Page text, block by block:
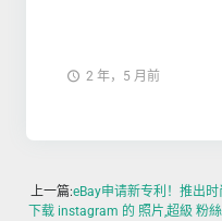
2 年，5 月前
上一篇:eBay申请新专利！推出
下载 instagram 的 照片,超級 粉絲